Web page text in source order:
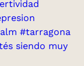
siendo muy